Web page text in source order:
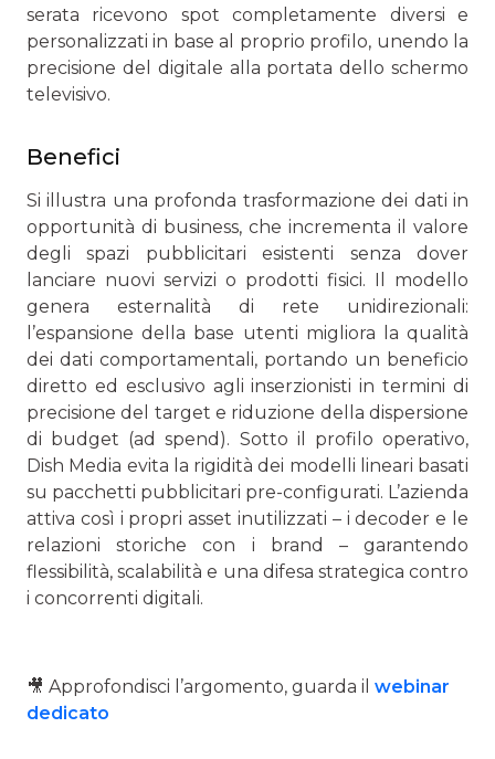
serata ricevono spot completamente diversi e
personalizzati in base al proprio profilo, unendo la
precisione del digitale alla portata dello schermo
televisivo.
Benefici
Si illustra una profonda trasformazione dei dati in
opportunità di business, che incrementa il valore
degli spazi pubblicitari esistenti senza dover
lanciare nuovi servizi o prodotti fisici. Il modello
genera esternalità di rete unidirezionali:
l’espansione della base utenti migliora la qualità
dei dati comportamentali, portando un beneficio
diretto ed esclusivo agli inserzionisti in termini di
precisione del target e riduzione della dispersione
di budget (ad spend). Sotto il profilo operativo,
Dish Media evita la rigidità dei modelli lineari basati
su pacchetti pubblicitari pre-configurati. L’azienda
attiva così i propri asset inutilizzati – i decoder e le
relazioni storiche con i brand – garantendo
flessibilità, scalabilità e una difesa strategica contro
i concorrenti digitali.
🎥 Approfondisci l’argomento, guarda il webinar
dedicato